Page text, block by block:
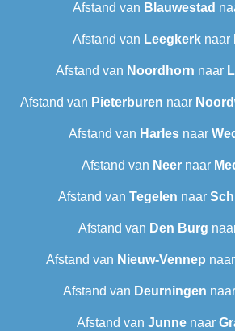
Afstand van Blauwestad
Afstand van Leegkerknaar
Afstand van Noordhorn naar
Afstand van Pieterburen naar
Afstand van Harlesnaar
Afstand van Neernaar
Afstand van Tegelen naar
Afstand van Den Burg
Afstand van Nieuw-Vennep naar
Afstand van Deurningen naar
Afstand van Junne naar